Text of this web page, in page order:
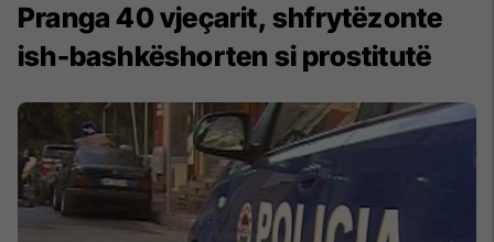
Pranga 40 vjeçarit, shfrytëzonte
ish-bashkëshorten si prostitutë